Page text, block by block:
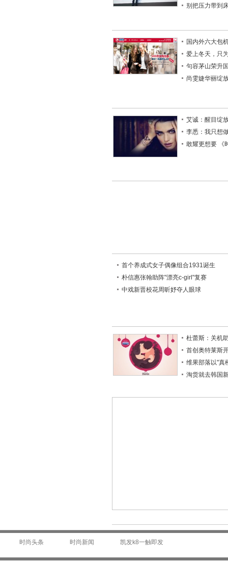
别把压力带到
国内外六大包
爱上冬天，只
句容茅山荣升
尚雯婕华丽绽
艾诚：醒目绽
李悉：我只想
敢耀更想要 《
首个养成式女子偶像组合1931诞生
朴信惠张翰助阵"漂亮c-girl"复赛
中戏新晋校花周昕妤夺人眼球
杜蕾斯：关机
首创奥特莱斯
维果部落以"真
淘货就去韩国
时尚头条 时尚新闻 凯发k8一触即发